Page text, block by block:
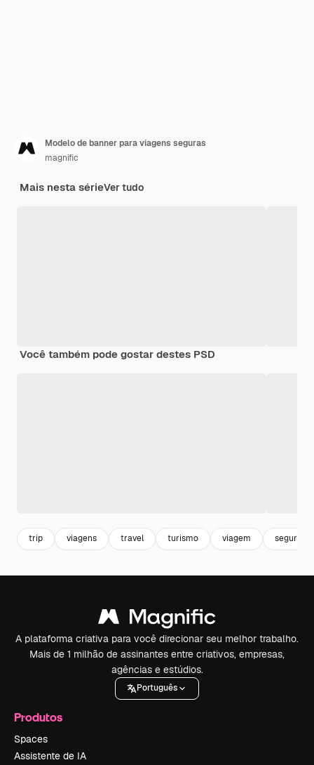
Modelo de banner para viagens seguras
magnific
Mais nesta sérieVer tudo
Você também pode gostar destes PSD
trip viagens travel turismo viagem seguro
A plataforma criativa para você direcionar seu melhor trabalho.
Mais de 1 milhão de assinantes entre criativos, empresas,
agências e estúdios.
Português
Produtos
Spaces
Assistente de IA